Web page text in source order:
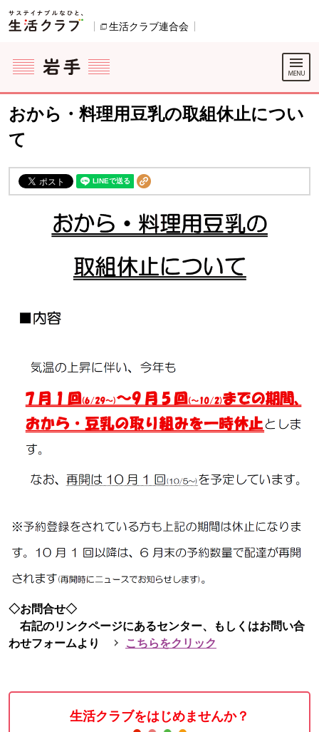
ページの先頭です。
生活クラブ連合会
ここからサイト内共通メニューです。
サイト内共通メニューをスキップする
サイト内共通メニューここまで。
おから・料理用豆乳の取組休止につい
て
◇お問合せ◇
右記のリンクページにあるセンター、もしくはお問い合
わせフォームより
こちらをクリック
生活クラブをはじめませんか？